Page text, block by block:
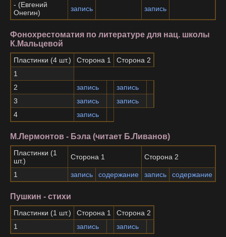
- (Евгений
Онегин)
запись запись
Фонохрестоматия по литературе для нац. школы
К.Мальцевой
Пластинки (4 шт.) Сторона 1
Сторона 2
1
2
запись
запись
3
запись
запись
4
запись
М.Лермонтов - Бэла (читает Б.Ливанов)
Пластинки (1
шт.)
Сторона 1 Сторона 2
1 запись содержание запись содержание
Пушкин - стихи
Пластинки (1 шт.) Сторона 1
Сторона 2
1
запись запись